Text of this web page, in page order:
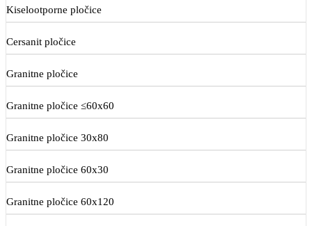
Kiselootporne pločice
Cersanit pločice
Granitne pločice
Granitne pločice ≤60x60
Granitne pločice 30x80
Granitne pločice 60x30
Granitne pločice 60x120